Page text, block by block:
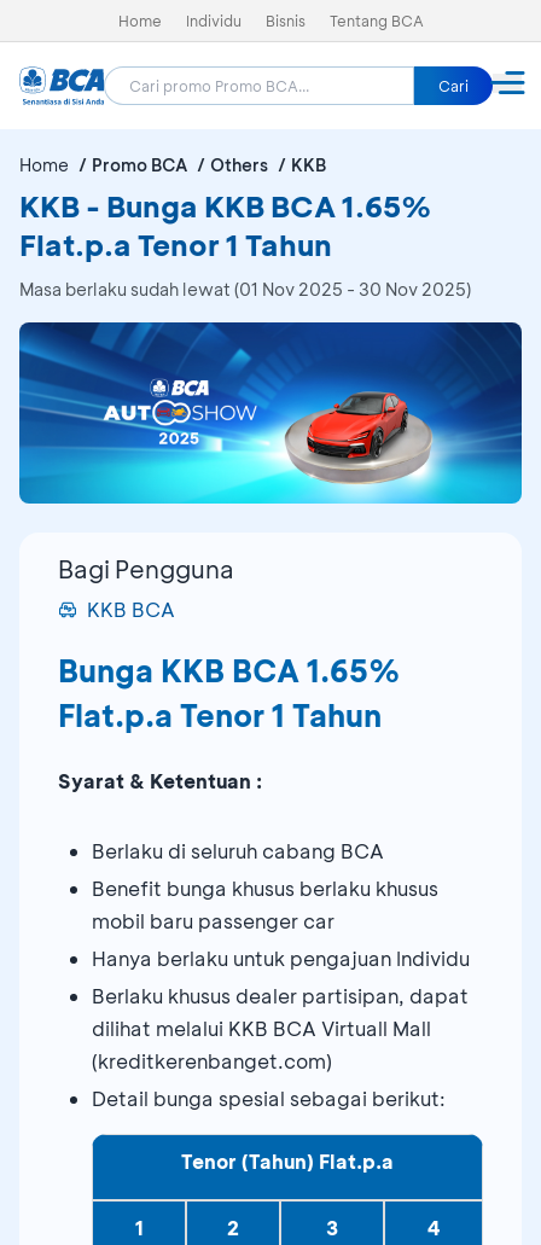
Home Individu Bisnis Tentang BCA
Cari
Home Promo BCA Others KKB
KKB - Bunga KKB BCA 1.65%
Flat.p.a Tenor 1 Tahun
Masa berlaku sudah lewat (01 Nov 2025 - 30 Nov 2025)
Bagi Pengguna
KKB BCA
Bunga KKB BCA 1.65%
Flat.p.a Tenor 1 Tahun
Syarat & Ketentuan :
Berlaku di seluruh cabang BCA
Benefit bunga khusus berlaku khusus
mobil baru passenger car
Hanya berlaku untuk pengajuan Individu
Berlaku khusus dealer partisipan, dapat
dilihat melalui KKB BCA Virtuall Mall
(kreditkerenbanget.com)
Detail bunga spesial sebagai berikut:
Tenor (Tahun) Flat.p.a
1 2 3 4